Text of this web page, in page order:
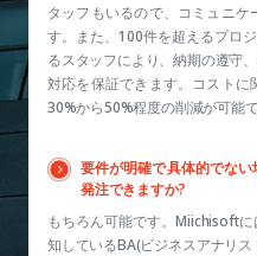
タッフもいるので、コミュニケ
す。また、100件を超えるプロ
るスタッフにより、納期の遵守
対応を保証できます。コストに
30%から50%程度の削減が可能で
要件が明確で具体的でな
発注できますか?
もちろん可能です。Miichisoft
知しているBA(ビジネスアナリ